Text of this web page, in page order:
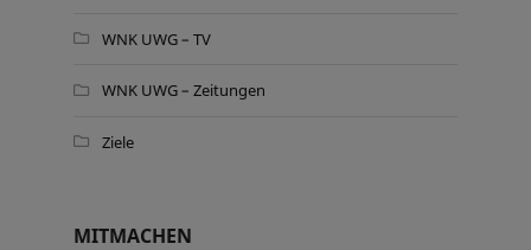
WNK UWG – TV
WNK UWG – Zeitungen
Ziele
MITMACHEN